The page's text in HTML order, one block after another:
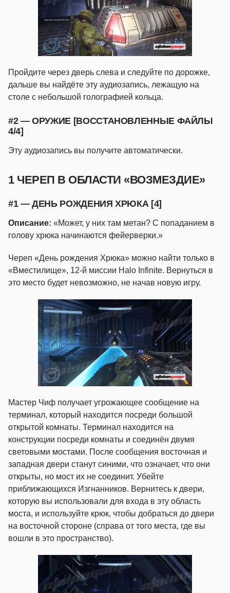
Пройдите через дверь слева и следуйте по дорожке,
дальше вы найдёте эту аудиозапись, лежащую на
столе с небольшой голографией кольца.
#2 — ОРУЖИЕ [ВОССТАНОВЛЕННЫЕ ФАЙЛЫ
4/4]
Эту аудиозапись вы получите автоматически.
1 ЧЕРЕП В ОБЛАСТИ «ВОЗМЕЗДИЕ»
#1 — ДЕНЬ РОЖДЕНИЯ ХРЮКА [4]
Описание: «Может, у них там метан? С попаданием в
голову хрюка начинаются фейерверки.»
Череп «День рождения Хрюка» можно найти только в
«Вместилище», 12-й миссии Halo Infinite. Вернуться в
это место будет невозможно, не начав новую игру.
Мастер Чиф получает угрожающее сообщение на
терминал, который находится посреди большой
открытой комнаты. Терминал находится на
конструкции посреди комнаты и соединён двумя
световыми мостами. После сообщения восточная и
западная двери станут синими, что означает, что они
открыты, но мост их не соединит. Убейте
приближающихся Изгнанников. Вернитесь к двери,
которую вы использовали для входа в эту область
моста, и используйте крюк, чтобы добраться до двери
на восточной стороне (справа от того места, где вы
вошли в это пространство).